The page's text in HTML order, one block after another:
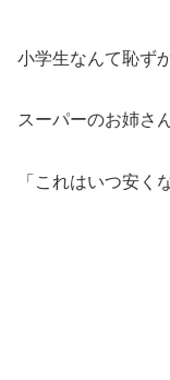
小学生なんて恥ず
スーパーのお姉さ
「これはいつ安く